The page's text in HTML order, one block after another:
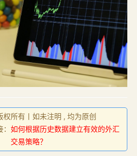
权所有丨如未注明 , 均为原创
如何根据历史数据建立有效的外汇
交易策略？